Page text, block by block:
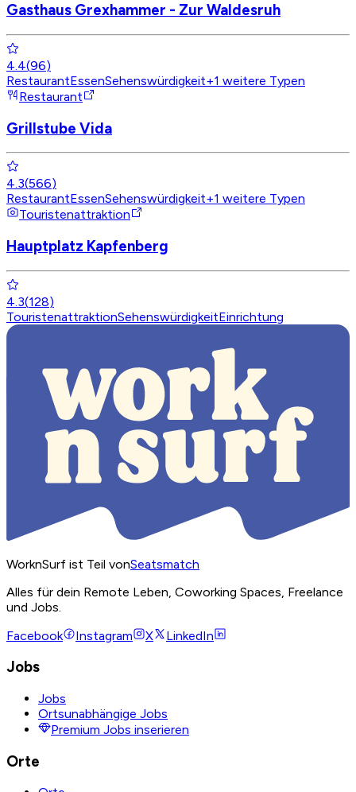
Gasthaus Grexhammer - Zur Waldesruh
4.4(96)
RestaurantEssenSehenswürdigkeit+1 weitere Typen
Restaurant
Grillstube Vida
4.3(566)
RestaurantEssenSehenswürdigkeit+1 weitere Typen
Touristenattraktion
Hauptplatz Kapfenberg
4.3(128)
TouristenattraktionSehenswürdigkeitEinrichtung
WorknSurf ist Teil vonSeatsmatch
Alles für dein Remote Leben, Coworking Spaces, Freelance
und Jobs.
Facebook
Instagram X LinkedIn
Jobs
Jobs
Ortsunabhängige Jobs
Premium Jobs inserieren
Orte